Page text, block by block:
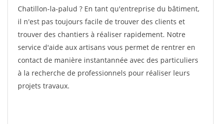
Chatillon-la-palud ? En tant qu'entreprise du bâtiment,
il n'est pas toujours facile de trouver des clients et
trouver des chantiers à réaliser rapidement. Notre
service d'aide aux artisans vous permet de rentrer en
contact de manière instantannée avec des particuliers
à la recherche de professionnels pour réaliser leurs
projets travaux.